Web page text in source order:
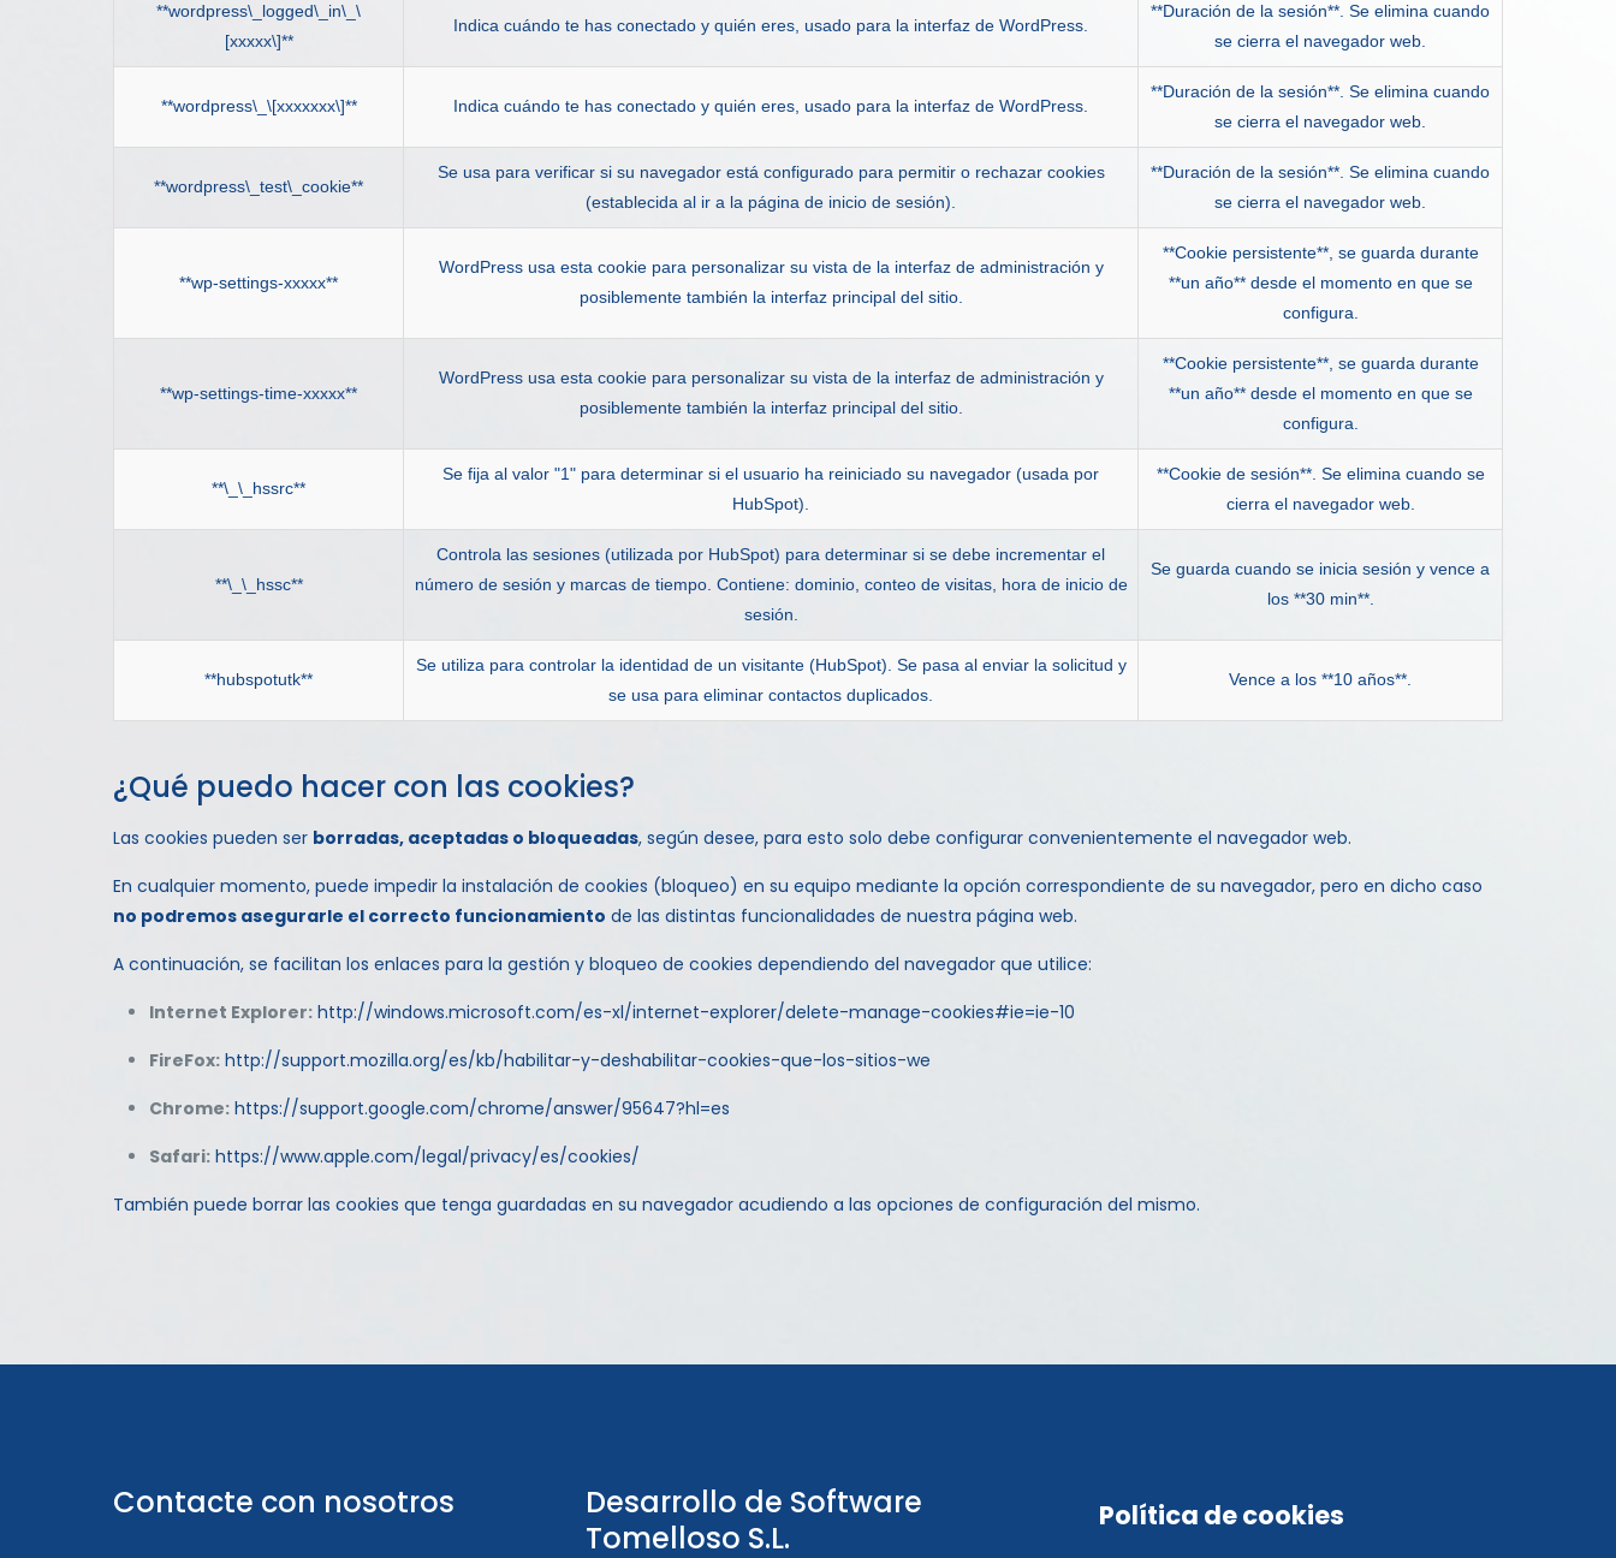
**wordpress\_logged\_in\_\
[xxxxx\]**
Indica cuándo te has conectado y quién eres, usado para la interfaz de WordPress.
**Duración de la sesión**. Se elimina cuando
se cierra el navegador web.
**wordpress\_\[xxxxxxx\]** Indica cuándo te has conectado y quién eres, usado para la interfaz de WordPress.
**Duración de la sesión**. Se elimina cuando
se cierra el navegador web.
**wordpress\_test\_cookie**
Se usa para verificar si su navegador está configurado para permitir o rechazar cookies
(establecida al ir a la página de inicio de sesión).
**Duración de la sesión**. Se elimina cuando
se cierra el navegador web.
**wp-settings-xxxxx**
WordPress usa esta cookie para personalizar su vista de la interfaz de administración y
posiblemente también la interfaz principal del sitio.
**Cookie persistente**, se guarda durante
**un año** desde el momento en que se
configura.
**wp-settings-time-xxxxx**
WordPress usa esta cookie para personalizar su vista de la interfaz de administración y
posiblemente también la interfaz principal del sitio.
**Cookie persistente**, se guarda durante
**un año** desde el momento en que se
configura.
**\_\_hssrc**
Se fija al valor "1" para determinar si el usuario ha reiniciado su navegador (usada por
HubSpot).
**Cookie de sesión**. Se elimina cuando se
cierra el navegador web.
**\_\_hssc**
Controla las sesiones (utilizada por HubSpot) para determinar si se debe incrementar el
número de sesión y marcas de tiempo. Contiene: dominio, conteo de visitas, hora de inicio de
sesión.
Se guarda cuando se inicia sesión y vence a
los **30 min**.
**hubspotutk**
Se utiliza para controlar la identidad de un visitante (HubSpot). Se pasa al enviar la solicitud y
se usa para eliminar contactos duplicados.
Vence a los **10 años**.
¿Qué puedo hacer con las cookies?
Las cookies pueden ser borradas, aceptadas o bloqueadas, según desee, para esto solo debe configurar convenientemente el navegador web.
En cualquier momento, puede impedir la instalación de cookies (bloqueo) en su equipo mediante la opción correspondiente de su navegador, pero en dicho caso
no podremos asegurarle el correcto funcionamiento de las distintas funcionalidades de nuestra página web.
A continuación, se facilitan los enlaces para la gestión y bloqueo de cookies dependiendo del navegador que utilice:
Internet Explorer: http://windows.microsoft.com/es-xl/internet-explorer/delete-manage-cookies#ie=ie-10
FireFox: http://support.mozilla.org/es/kb/habilitar-y-deshabilitar-cookies-que-los-sitios-we
Chrome: https://support.google.com/chrome/answer/95647?hl=es
Safari: https://www.apple.com/legal/privacy/es/cookies/
También puede borrar las cookies que tenga guardadas en su navegador acudiendo a las opciones de configuración del mismo.
Contacte con nosotros
Desarrollo de Software
Tomelloso S.L.
Política de cookies